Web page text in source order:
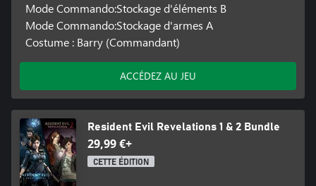
Mode Commando:Stockage d'éléments B
Mode Commando:Stockage d'armes A
Costume : Barry (Commandant)
ACCÉDEZ AU JEU
Resident Evil Revelations 1 & 2 Bundle
29,99 €+
CETTE ÉDITION